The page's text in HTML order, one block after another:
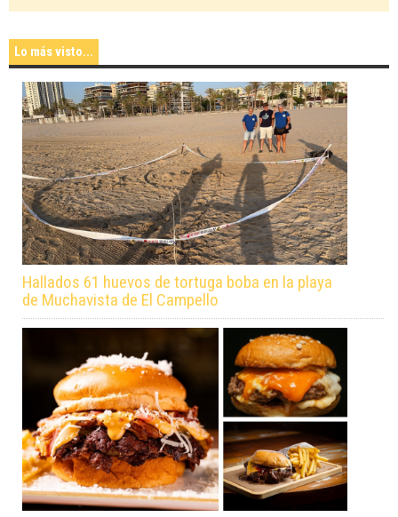
Lo más visto...
Hallados 61 huevos de tortuga boba en la playa
de Muchavista de El Campello